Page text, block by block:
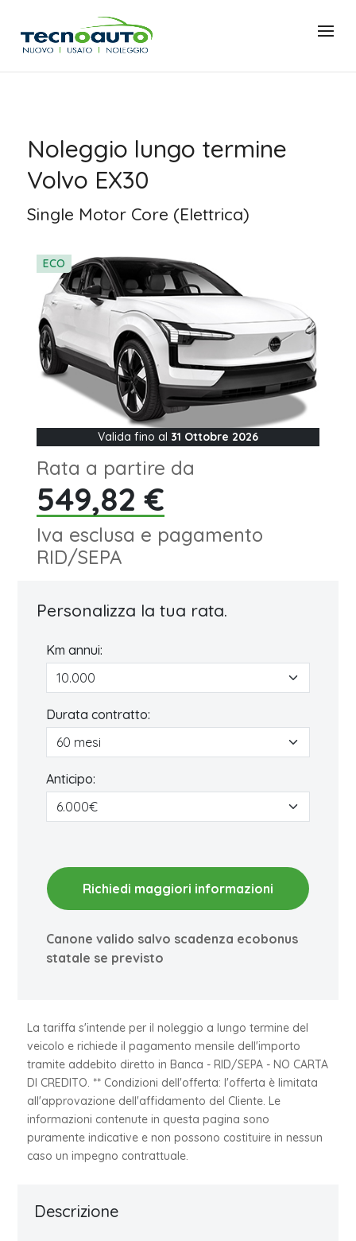
Noleggio lungo termine
Volvo EX30
Single Motor Core (Elettrica)
ECO
Valida fino al 31 Ottobre 2026
Rata a partire da
549,82 €
Iva esclusa e pagamento
RID/SEPA
Personalizza la tua rata.
Km annui:
Durata contratto:
Anticipo:
Richiedi maggiori informazioni
Canone valido salvo scadenza ecobonus
statale se previsto
La tariffa s'intende per il noleggio a lungo termine del
veicolo e richiede il pagamento mensile dell'importo
tramite addebito diretto in Banca - RID/SEPA - NO CARTA
DI CREDITO. ** Condizioni dell'offerta: l'offerta è limitata
all'approvazione dell'affidamento del Cliente. Le
informazioni contenute in questa pagina sono
puramente indicative e non possono costituire in nessun
caso un impegno contrattuale.
Descrizione